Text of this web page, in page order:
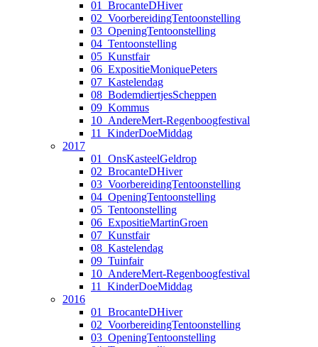
01_BrocanteDHiver
02_VoorbereidingTentoonstelling
03_OpeningTentoonstelling
04_Tentoonstelling
05_Kunstfair
06_ExpositieMoniquePeters
07_Kastelendag
08_BodemdiertjesScheppen
09_Kommus
10_AndereMert-Regenboogfestival
11_KinderDoeMiddag
2017
01_OnsKasteelGeldrop
02_BrocanteDHiver
03_VoorbereidingTentoonstelling
04_OpeningTentoonstelling
05_Tentoonstelling
06_ExpositieMartinGroen
07_Kunstfair
08_Kastelendag
09_Tuinfair
10_AndereMert-Regenboogfestival
11_KinderDoeMiddag
2016
01_BrocanteDHiver
02_VoorbereidingTentoonstelling
03_OpeningTentoonstelling